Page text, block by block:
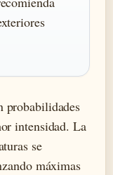
probabilidades
intensidad. La
se
máximas